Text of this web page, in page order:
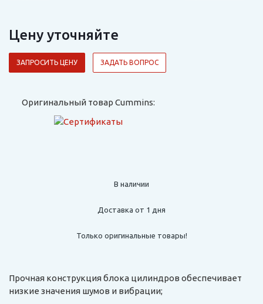
Цену уточняйте
ЗАПРОСИТЬ ЦЕНУ ЗАДАТЬ ВОПРОС
Оригинальный товар Cummins:
В наличии
Доставка от 1 дня
Только оригинальные товары!
Прочная конструкция блока цилиндров обеспечивает
низкие значения шумов и вибрации;